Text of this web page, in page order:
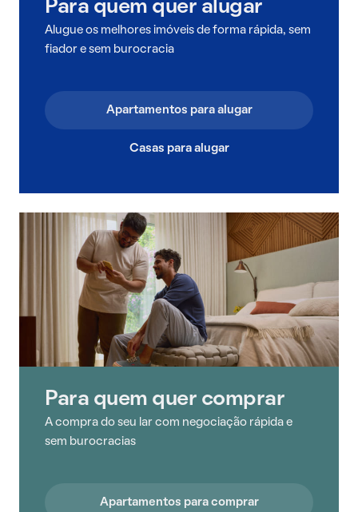
Para quem quer alugar
Alugue os melhores imóveis de forma rápida, sem
fiador e sem burocracia
Apartamentos para alugar
Casas para alugar
Para quem quer comprar
A compra do seu lar com negociação rápida e
sem burocracias
Apartamentos para comprar